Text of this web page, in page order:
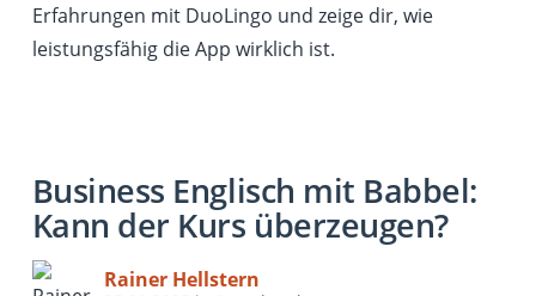
Erfahrungen mit DuoLingo und zeige dir, wie
leistungsfähig die App wirklich ist.
Business Englisch mit Babbel:
Kann der Kurs überzeugen?
Rainer Hellstern